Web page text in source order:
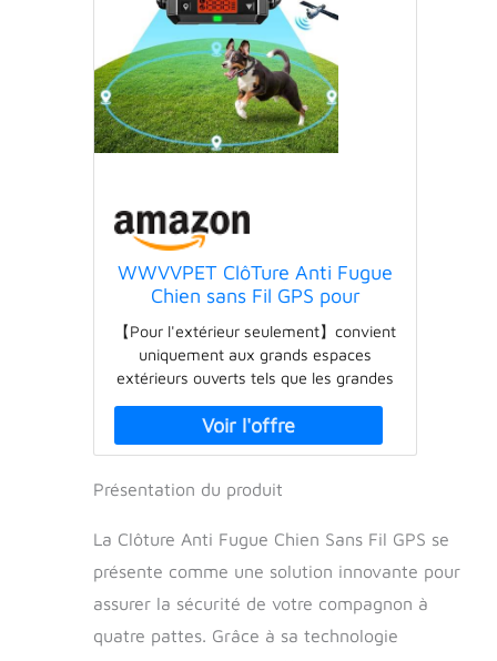
WWVVPET ClôTure Anti Fugue
Chien sans Fil GPS pour
Extérieur, Collier Anti Fugue
Chien sans Fil pour Chien IPX7
Étanche, 1000m Système De
Cloture éLectrique pour Chien
De La Nouvelle Puce
【Pour l'extérieur seulement】convient
uniquement aux grands espaces
extérieurs ouverts tels que les grandes
les terrains de camping, les fermes, les
parcs et autres grands espaces
de construction ou aux espaces
un rayon de 30 à 1000 mètres.
Réglable de 20 à 66 cm, il convient aux
pesant plus de 5 kg et âgés de 6 mois.
【Cloture electrique pour chien avec
puce U-blox de précision】Nous
Présentation du produit
La Clôture Anti Fugue Chien Sans Fil GPS se
présente comme une solution innovante pour
assurer la sécurité de votre compagnon à
quatre pattes. Grâce à sa technologie